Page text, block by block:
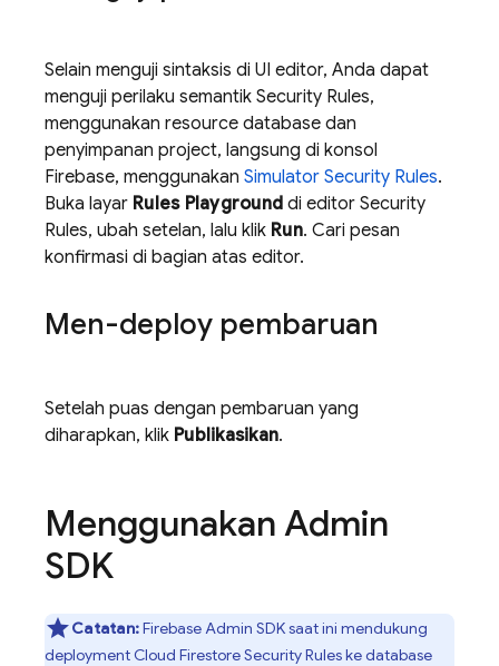
Selain menguji sintaksis di UI editor, Anda dapat
menguji perilaku semantik Security Rules,
menggunakan resource database dan
penyimpanan project, langsung di konsol
Firebase, menggunakan Simulator Security Rules.
Buka layar Rules Playground di editor Security
Rules, ubah setelan, lalu klik Run. Cari pesan
konfirmasi di bagian atas editor.
Men-deploy pembaruan
Setelah puas dengan pembaruan yang
diharapkan, klik Publikasikan.
Menggunakan Admin
SDK
Catatan:FirebaseAdmin SDKsaat ini mendukung
deployment Cloud FirestoreSecurity Ruleske database